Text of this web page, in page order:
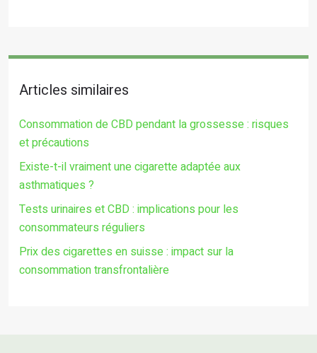
Articles similaires
Consommation de CBD pendant la grossesse : risques
et précautions
Existe-t-il vraiment une cigarette adaptée aux
asthmatiques ?
Tests urinaires et CBD : implications pour les
consommateurs réguliers
Prix des cigarettes en suisse : impact sur la
consommation transfrontalière